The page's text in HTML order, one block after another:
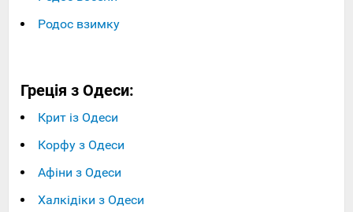
Родос взимку
Греція з Одеси:
Крит із Одеси
Корфу з Одеси
Афіни з Одеси
Халкідіки з Одеси